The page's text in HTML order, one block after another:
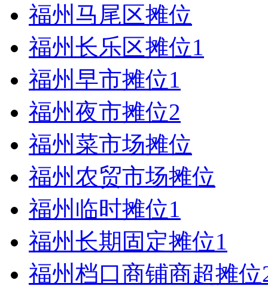
福州马尾区摊位
福州长乐区摊位1
福州早市摊位1
福州夜市摊位2
福州菜市场摊位
福州农贸市场摊位
福州临时摊位1
福州长期固定摊位1
福州档口商铺商超摊位